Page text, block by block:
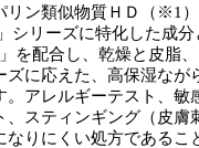
リン類似物質ＨＤ（※1
シリーズに特化した成
を配合し、乾燥と皮脂
ズに応えた、高保湿なが
。アレルギーテスト、敏
、スティンギング（皮膚
なりにくい処方であるこ